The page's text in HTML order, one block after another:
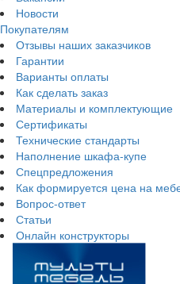
Новости
Покупателям
Отзывы наших заказчиков
Гарантии
Варианты оплаты
Как сделать заказ
Материалы и комплектующие
Сертификаты
Технические стандарты
Наполнение шкафа-купе
Спецпредложения
Как формируется цена на
Вопрос-ответ
Статьи
Онлайн конструкторы